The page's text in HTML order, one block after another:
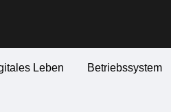
Leben Betriebssystem